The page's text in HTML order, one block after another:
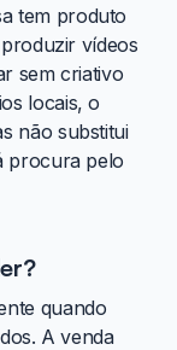
tem produto
vídeos
sem criativo
locais, o
não substitui
procura pelo
quando
A venda